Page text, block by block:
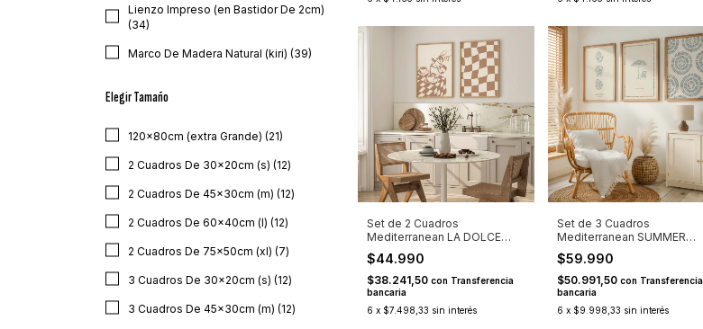
Lienzo Impreso (en Bastidor De 2cm)
(34)
Marco De Madera Natural (kiri) (39)
Elegir Tamaño
120x80cm (extra Grande) (21)
2 Cuadros De 30x20cm (s) (12)
2 Cuadros De 45x30cm (m) (12)
2 Cuadros De 60x40cm (l) (12)
2 Cuadros De 75x50cm (xl) (7)
3 Cuadros De 30x20cm (s) (12)
3 Cuadros De 45x30cm (m) (12)
Set de 2 Cuadros
Mediterranean LA DOLCE
(COD-203)
$44.990
$38.241,50 con Transferencia
bancaria
6 x $7.498,33 sin interés
Set de 3 Cuadros
Mediterranean SUMMER
(COD-307)
$59.990
$50.991,50con Transferencia
bancaria
6 x $9.998,33 sin interés